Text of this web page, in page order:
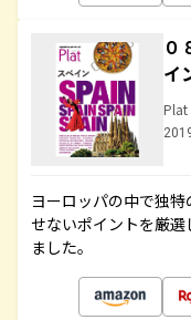
イ
Plat
ヨーロッパの中で独
せないポイントを厳
ました。